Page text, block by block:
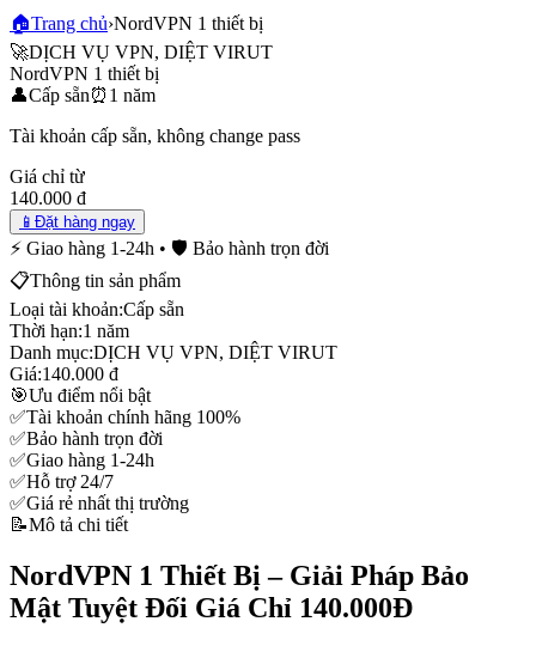
🏠Trang chủ›NordVPN 1 thiết bị
🚀DỊCH VỤ VPN, DIỆT VIRUT
NordVPN 1 thiết bị
👤Cấp sẵn⏰ 1 năm
Tài khoản cấp sẵn, không change pass
Giá chỉ từ
140.000 đ
📱 Đặt hàng ngay
⚡ Giao hàng 1-24h • 🛡️ Bảo hành trọn đời
📋Thông tin sản phẩm
Loại tài khoản:Cấp sẵn
Thời hạn:1 năm
Danh mục:DỊCH VỤ VPN, DIỆT VIRUT
Giá:140.000 đ
🎯Ưu điểm nổi bật
✅Tài khoản chính hãng 100%
✅Bảo hành trọn đời
✅Giao hàng 1-24h
✅Hỗ trợ 24/7
✅Giá rẻ nhất thị trường
📝Mô tả chi tiết
NordVPN 1 Thiết Bị – Giải Pháp Bảo
Mật Tuyệt Đối Giá Chỉ 140.000Đ